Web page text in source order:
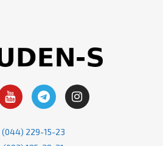
(044) 229-15-23